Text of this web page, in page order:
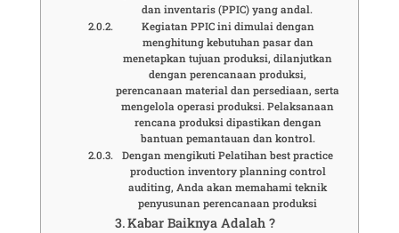
dan inventaris (PPIC) yang andal.
Kegiatan PPIC ini dimulai dengan
menghitung kebutuhan pasar dan
menetapkan tujuan produksi, dilanjutkan
dengan perencanaan produksi,
perencanaan material dan persediaan, serta
mengelola operasi produksi. Pelaksanaan
rencana produksi dipastikan dengan
bantuan pemantauan dan kontrol.
Dengan mengikuti Pelatihan best practice
production inventory planning control
auditing, Anda akan memahami teknik
penyusunan perencanaan produksi
Kabar Baiknya Adalah ?